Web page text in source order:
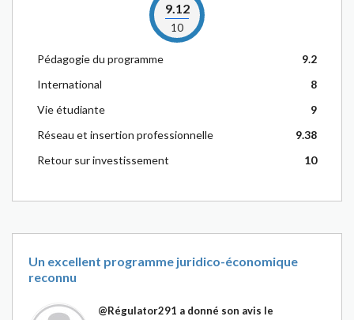
9.12
10
Pédagogie du programme
9.2
International
8
Vie étudiante
9
Réseau et insertion professionnelle
9.38
Retour sur investissement
10
Un excellent programme juridico-économique
reconnu
@Régulator291 a donné son avis le